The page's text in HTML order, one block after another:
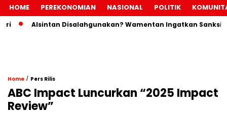
HOME PEREKONOMIAN NASIONAL POLITIK
Alsintan Disalahgunakan? Wamentan Ingatkan Sanksi
Home / Pers Rilis
ABC Impact Luncurkan “2025 Impact
Review”